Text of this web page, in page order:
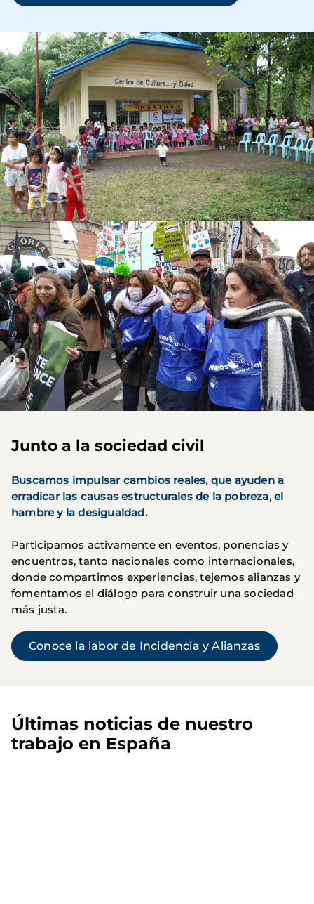
Junto a la sociedad civil
Buscamos impulsar cambios reales, que ayuden a
erradicar las causas estructurales de la pobreza, el
hambre y la desigualdad.
Participamos activamente en eventos, ponencias y
encuentros, tanto nacionales como internacionales,
donde compartimos experiencias, tejemos alianzas y
fomentamos el diálogo para construir una sociedad
más justa.
Conoce la labor de Incidencia y Alianzas
Últimas noticias de nuestro
trabajo en España